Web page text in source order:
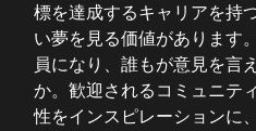
標を達成するキャリアを持
い夢を見る価値があります
員になり、誰もが意見を言
か。歓迎されるコミュニテ
性をインスピレーションに